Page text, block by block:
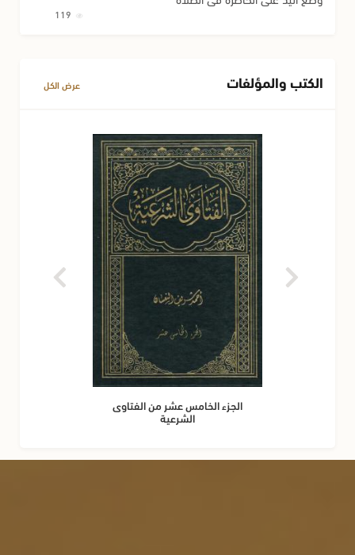
الكتب والمؤلفات عرض الكل
الجزء الخامس عشر من الفتاوى
الشرعية